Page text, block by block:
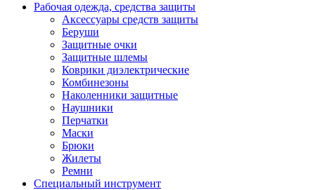
Рабочая одежда, средства защиты
Аксессуары средств защиты
Беруши
Защитные очки
Защитные шлемы
Коврики диэлектрические
Комбинезоны
Наколенники защитные
Наушники
Перчатки
Маски
Брюки
Жилеты
Ремни
Специальный инструмент